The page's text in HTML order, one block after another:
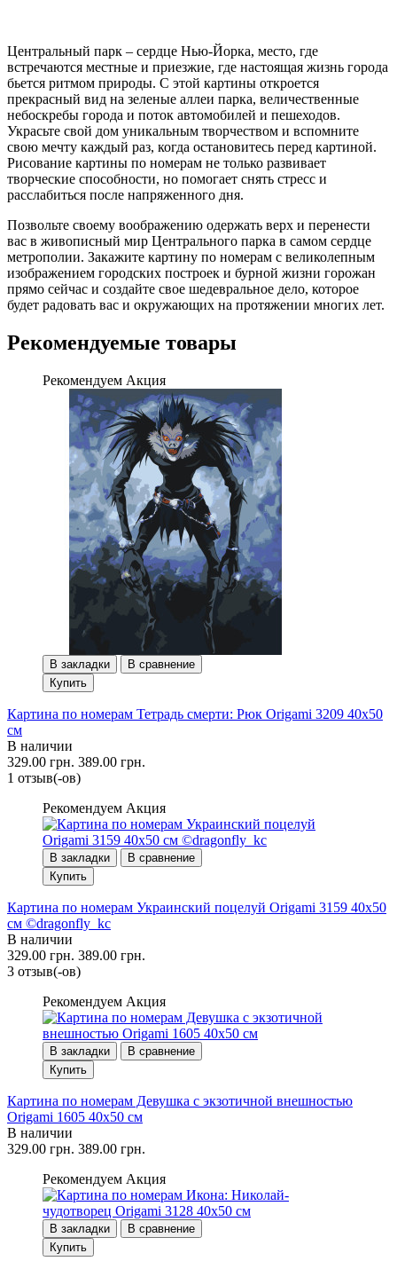
Центральный парк – сердце Нью-Йорка, место, где
встречаются местные и приезжие, где настоящая жизнь города
бьется ритмом природы. С этой картины откроется
прекрасный вид на зеленые аллеи парка, величественные
небоскребы города и поток автомобилей и пешеходов.
Украсьте свой дом уникальным творчеством и вспомните
свою мечту каждый раз, когда остановитесь перед картиной.
Рисование картины по номерам не только развивает
творческие способности, но помогает снять стресс и
расслабиться после напряженного дня.
Позвольте своему воображению одержать верх и перенести
вас в живописный мир Центрального парка в самом сердце
метрополии. Закажите картину по номерам с великолепным
изображением городских построек и бурной жизни горожан
прямо сейчас и создайте свое шедевральное дело, которое
будет радовать вас и окружающих на протяжении многих лет.
Рекомендуемые товары
Рекомендуем Акция
В закладки
В сравнение
Купить
Картина по номерам Тетрадь смерти: Рюк Origami 3209 40x50
см
В наличии
329.00 грн. 389.00 грн.
1 отзыв(-ов)
Рекомендуем Акция
В закладки
В сравнение
Купить
Картина по номерам Украинский поцелуй Origami 3159 40x50
см ©dragonfly_kc
В наличии
329.00 грн. 389.00 грн.
3 отзыв(-ов)
Рекомендуем Акция
В закладки
В сравнение
Купить
Картина по номерам Девушка с экзотичной внешностью
Origami 1605 40x50 см
В наличии
329.00 грн. 389.00 грн.
Рекомендуем Акция
В закладки
В сравнение
Купить